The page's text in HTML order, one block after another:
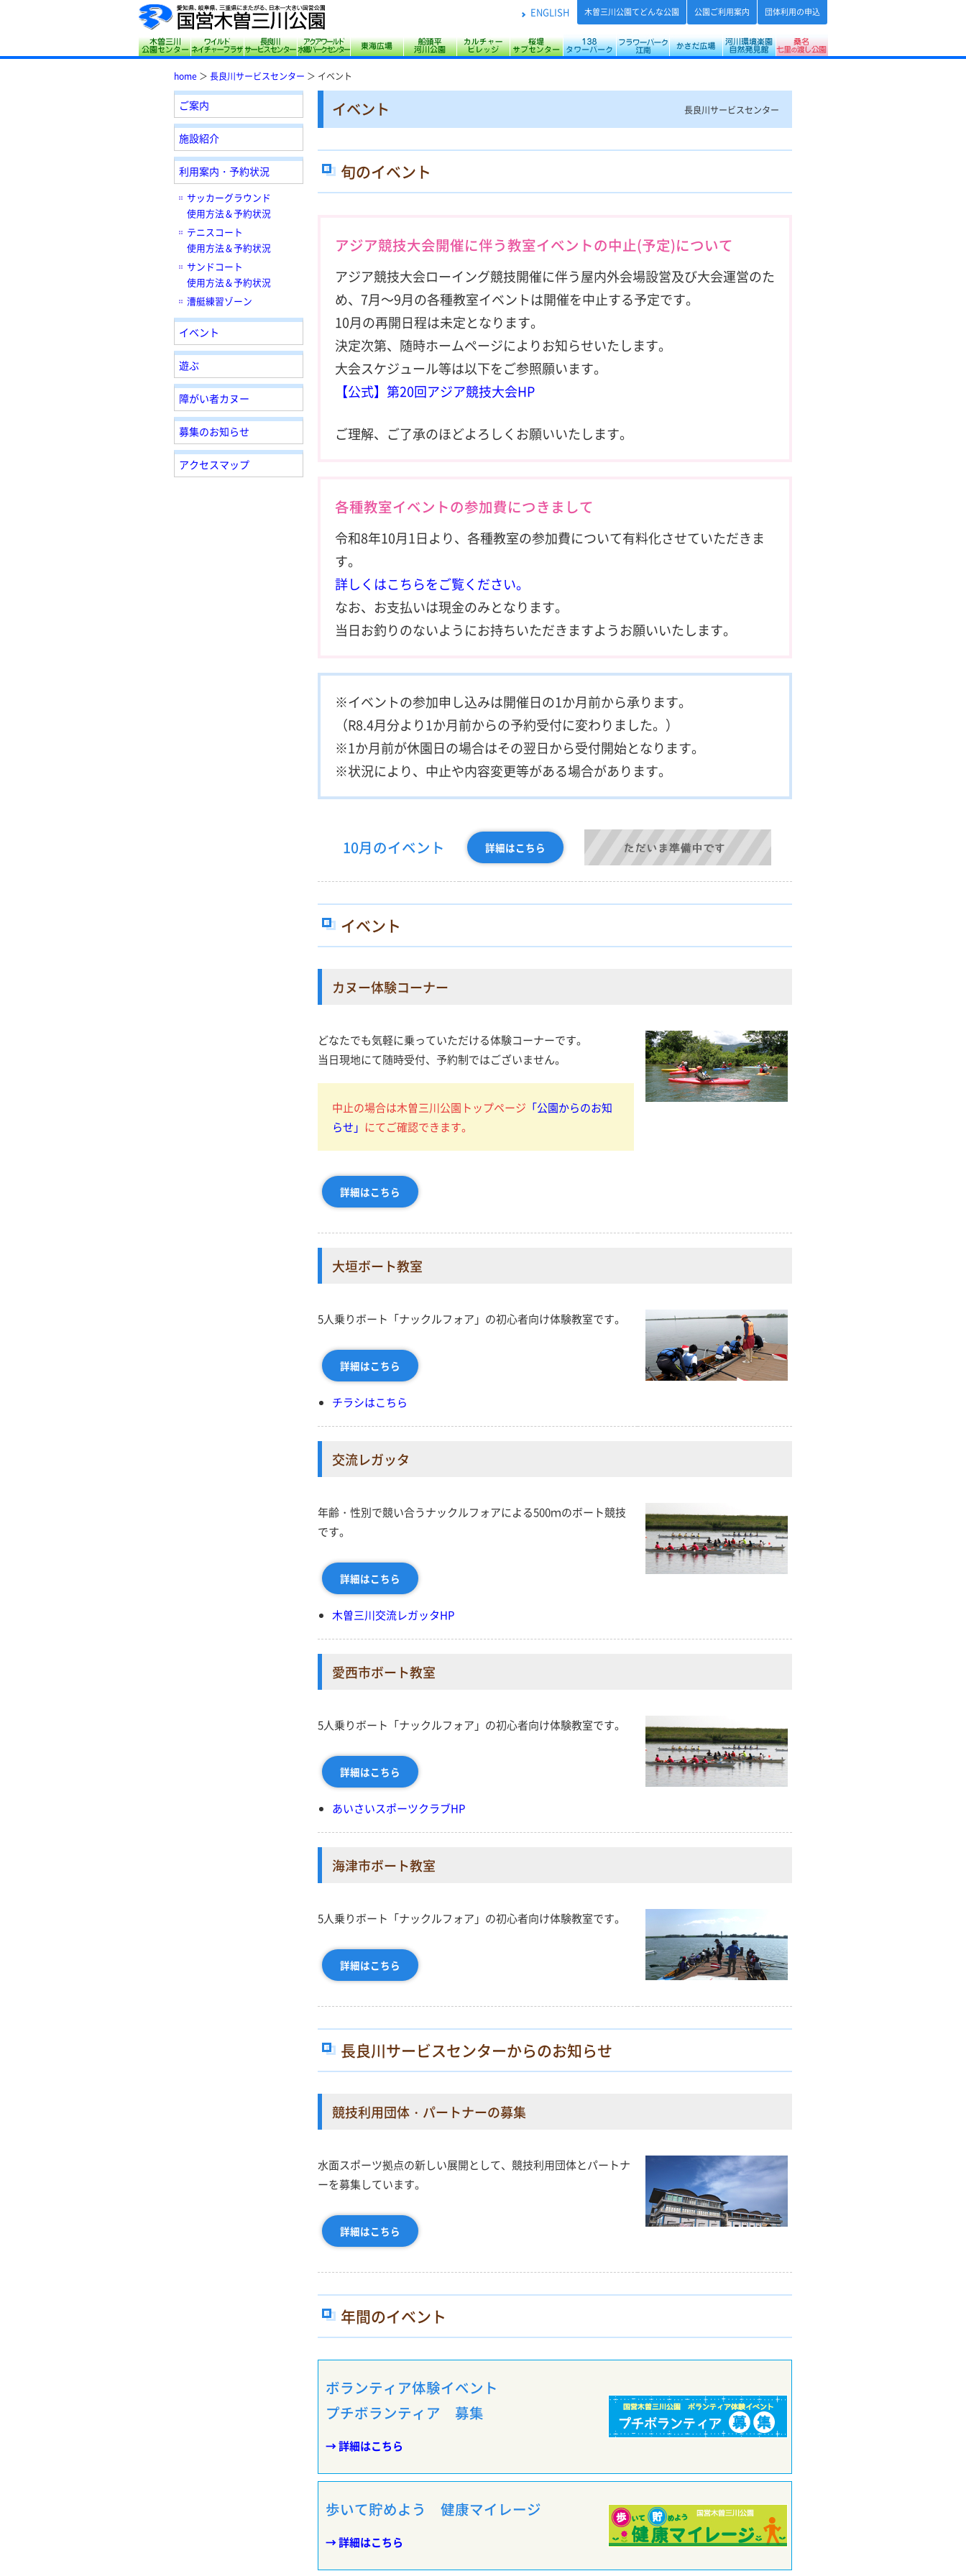
ENGLISH 木曽三川公園てどんな公園 公園ご利用案内 団体利用の申込
木曽三川公園センターサリオパーク祖父江 ワイルドネイチャープラザ
長良川サービスセンター
アクアワールド水郷パークセンター
東海広場 船頭平河川公園カルチャービレッジ桜堤サブセンター138タワーパークフラワーパーク江南かさだ広場・各務原アウトドアフィールド
河川環境楽園（木曽川水園・自然発見
home ＞ 長良川サービスセンター ＞ イベント
ご案内
施設紹介
利用案内・予約状況
サッカーグラウンド
使用方法＆予約状況
テニスコート
使用方法＆予約状況
サンドコート
使用方法＆予約状況
漕艇練習ゾーン
イベント
遊ぶ
障がい者カヌー
募集のお知らせ
アクセスマップ
イベント 長良川サービスセンター
旬のイベント
アジア競技大会開催に伴う教室イベントの中止(予定)について
アジア競技大会ローイング競技開催に伴う屋内外会場設営及び大会運営のた
め、7月～9月の各種教室イベントは開催を中止する予定です。
10月の再開日程は未定となります。
決定次第、随時ホームページによりお知らせいたします。
大会スケジュール等は以下をご参照願います。
【公式】第20回アジア競技大会HP
ご理解、ご了承のほどよろしくお願いいたします。
各種教室イベントの参加費につきまして
令和8年10月1日より、各種教室の参加費について有料化させていただきま
す。
詳しくはこちらをご覧ください。
なお、お支払いは現金のみとなります。
当日お釣りのないようにお持ちいただきますようお願いいたします。
※イベントの参加申し込みは開催日の1か月前から承ります。
（R8.4月分より1か月前からの予約受付に変わりました。）
※1か月前が休園日の場合はその翌日から受付開始となります。
※状況により、中止や内容変更等がある場合があります。
10月のイベント 詳細はこちら
イベント
カヌー体験コーナー
どなたでも気軽に乗っていただける体験コーナーです。
当日現地にて随時受付、予約制ではございません。
中止の場合は木曽三川公園トップページ 「公園からのお知
らせ」 にてご確認できます。
詳細はこちら
大垣ボート教室
5人乗りボート「ナックルフォア」の初心者向け体験教室です。
詳細はこちら
チラシはこちら
交流レガッタ
年齢・性別で競い合うナックルフォアによる500ｍのボート競技
です。
詳細はこちら
木曽三川交流レガッタHP
愛西市ボート教室
5人乗りボート「ナックルフォア」の初心者向け体験教室です。
詳細はこちら
あいさいスポーツクラブHP
海津市ボート教室
5人乗りボート「ナックルフォア」の初心者向け体験教室です。
詳細はこちら
長良川サービスセンターからのお知らせ
競技利用団体・パートナーの募集
水面スポーツ拠点の新しい展開として、競技利用団体とパートナ
ーを募集しています。
詳細はこちら
年間のイベント
ボランティア体験イベント
プチボランティア 募集
→ 詳細はこちら
歩いて貯めよう 健康マイレージ
→ 詳細はこちら